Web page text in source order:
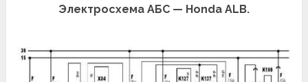
Электросхема АБС — Honda ALB.